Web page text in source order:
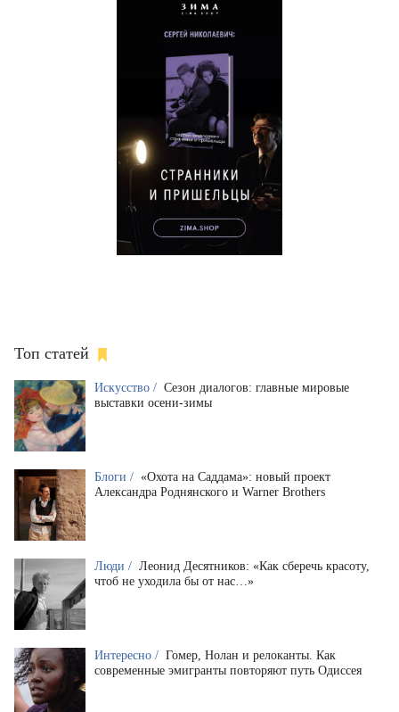
Топ статей
Искусство / Сезон диалогов: главные мировые
выставки осени-зимы
Блоги / «Охота на Саддама»: новый проект
Александра Роднянского и Warner Brothers
Люди / Леонид Десятников: «Как сберечь красоту,
чтоб не уходила бы от нас…»
Интересно / Гомер, Нолан и релоканты. Как
современные эмигранты повторяют путь Одиссея